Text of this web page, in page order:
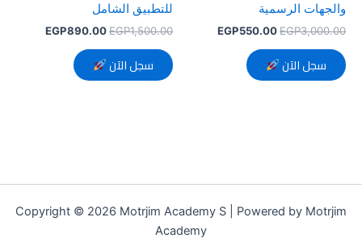
والجهات الرسمية
EGP3,000.00
EGP550.00
سجل الآن
للتطبيق الشامل
EGP1,500.00
EGP890.00
سجل الآن
Copyright © 2026 Motrjim Academy S | Powered by Motrjim
Academy